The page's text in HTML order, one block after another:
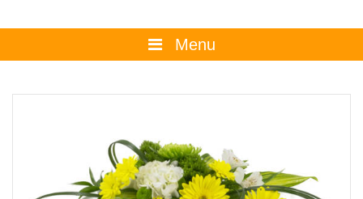
Menu
Promotions et évènements
Conseils